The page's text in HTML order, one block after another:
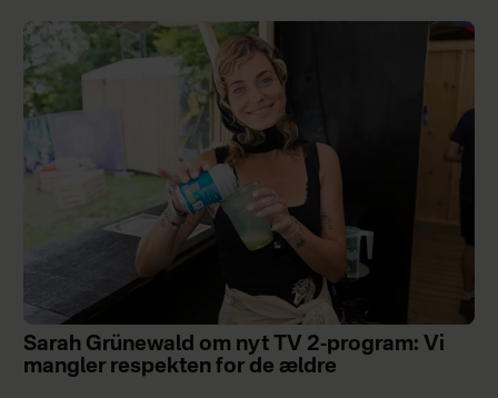
Sarah Grünewald om nyt TV 2-program: Vi
mangler respekten for de ældre